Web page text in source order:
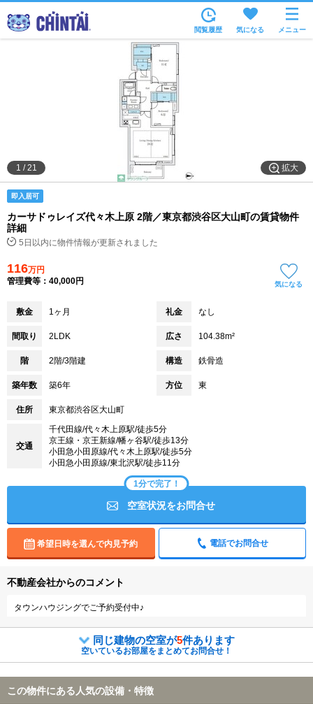
沿線・駅から
住所から
家賃相場から
通勤通学時間から
物件特集から
不動産会社から
閲覧履歴 気になる メニュー
拡大
1 /21
即入居可
カーサドゥレイズ代々木上原 2階／東京都渋谷区大山町の賃貸物件
詳細
5日以内に物件情報が更新されました
116万円
管理費等：40,000円
気になる
敷金 1ヶ月 礼金 なし
間取り 2LDK 広さ 104.38m²
階 2階/3階建 構造 鉄骨造
築年数 築6年 方位 東
住所 東京都渋谷区大山町
交通
千代田線/代々木上原駅/徒歩5分
京王線・京王新線/幡ヶ谷駅/徒歩13分
小田急小田原線/代々木上原駅/徒歩5分
小田急小田原線/東北沢駅/徒歩11分
1分で完了！
空室状況をお問合せ
希望日時を選んで内見予約 電話でお問合せ
不動産会社からのコメント
タウンハウジングでご予約受付中♪
同じ建物の空室が5件あります
空いているお部屋をまとめてお問合せ！
この物件にある人気の設備・特徴